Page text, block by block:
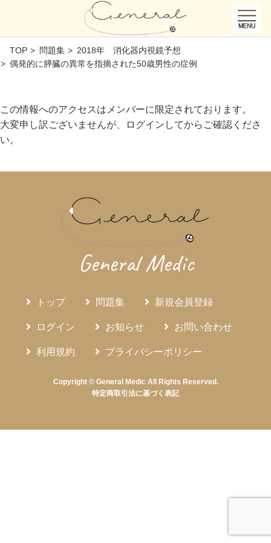
TOP 問題集
2018年 消化器内視鏡予想
偶発的に膵臓の異常を指摘された50歳男性の症例
この情報へのアクセスはメンバーに限定されております。
大変申し訳ございませんが、ログインしてからご確認くださ
い。
General Medic
トップ 問題集 新規会員登録
ログイン お知らせ お問い合わせ
利用規約 プライバシーポリシー
Copyright © General Medic All Rights Reserved.
特定商取引法に基づく表記